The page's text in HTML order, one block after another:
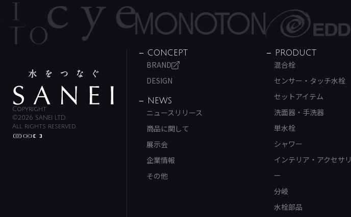
Copyright
©2026 SANEI LTD.
All rights reserved.
CONCEPT
BRAND
DESIGN
NEWS
ニュースリリース
商品に関して
展示会
企業情報
その他
PRODUCT
混合栓
センサー・タッチ水栓
セットアイテム
洗面器・手洗器
単水栓
シャワー
インテリア・アクセサリ
ー
分岐
水栓部品